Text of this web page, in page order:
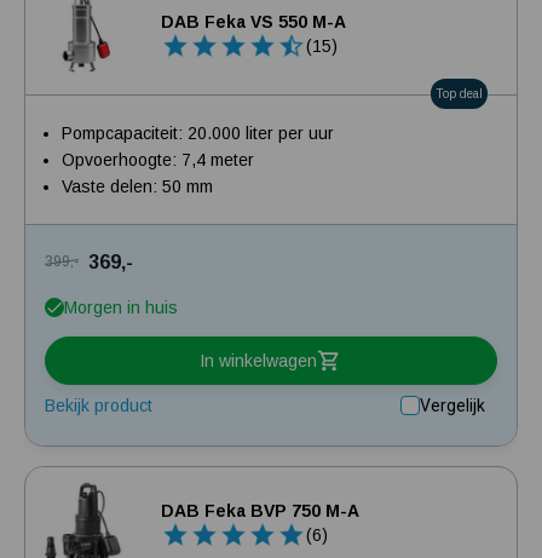
DAB Feka VS 550 M-A
(15)
Top deal
Pompcapaciteit: 20.000 liter per uur
Opvoerhoogte: 7,4 meter
Vaste delen: 50 mm
399,- 369,-
Morgen in huis
In winkelwagen
Bekijk product Vergelijk
DAB Feka BVP 750 M-A
(6)